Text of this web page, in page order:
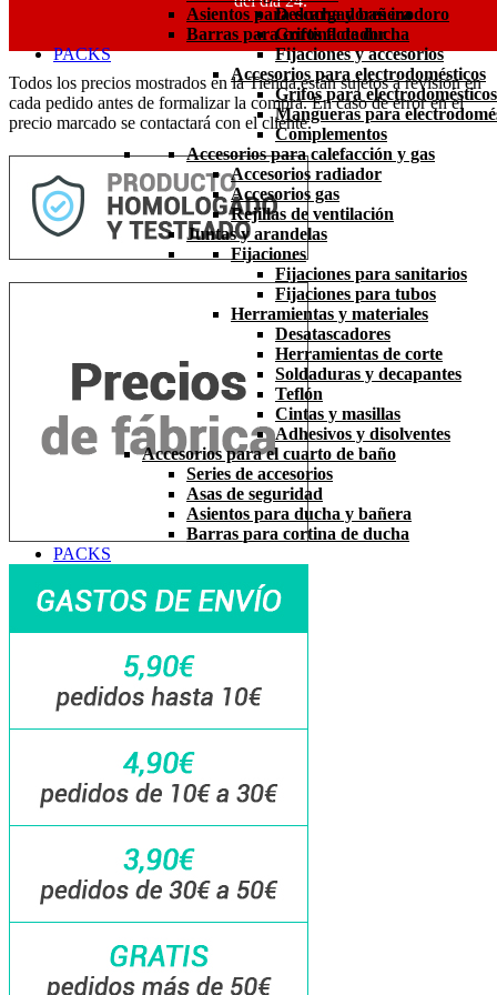
Descargadores inodoro
Grifos flotador
Fijaciones y accesorios
Accesorios para electrodomésticos
Grifos para electrodomésticos
Mangueras para
Complementos
Accesorios para calefacción y gas
Accesorios radiador
Accesorios gas
Rejillas de ventilación
Juntas y arandelas
Fijaciones
Fijaciones para sanitarios
Fijaciones para tubos
Herramientas y materiales
Desatascadores
Herramientas de corte
Soldaduras y decapantes
Teflón
Cintas y masillas
Adhesivos y disolventes
Accesorios para el cuarto de baño
Series de accesorios
Asas de seguridad
Asientos para ducha y bañera
Barras para cortina de ducha
PACKS
Asientos para ducha y bañera
Barras para cortina de ducha
PACKS
Todos los precios mostrados en la Tienda están sujetos a revisión en
cada pedido antes de formalizar la compra. En caso de error en el
precio marcado se contactará con el cliente.